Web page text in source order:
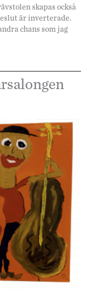
skapas också
är inverterade.
chans som jag